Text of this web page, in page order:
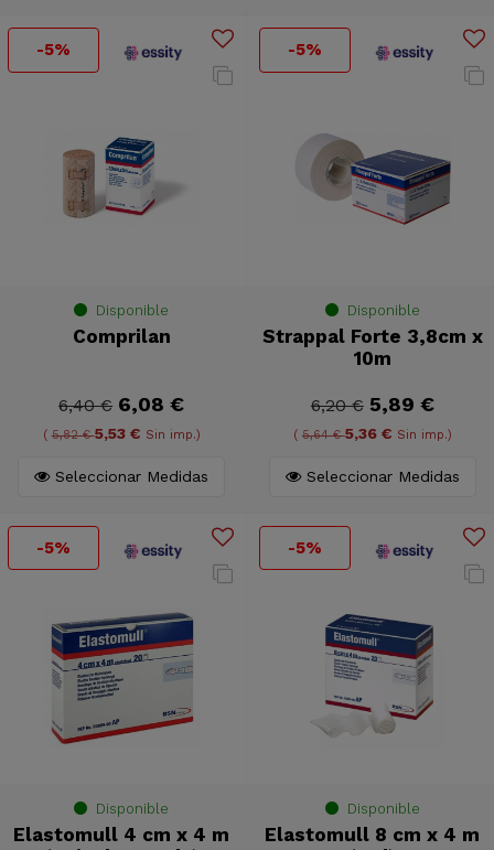
-5%
Disponible
Comprilan
6,40 € 6,08 €
(5,82 €5,53 € Sin imp.)
Seleccionar Medidas
-5%
Disponible
Strappal Forte 3,8cm x
10m
6,20 € 5,89 €
( 5,64 €5,36 € Sin imp.)
Seleccionar Medidas
-5%
Disponible
Elastomull 4 cm x 4 m
-5%
Disponible
Elastomull 8 cm x 4 m